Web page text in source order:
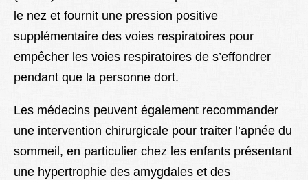
le nez et fournit une pression positive
supplémentaire des voies respiratoires pour
empêcher les voies respiratoires de s’effondrer
pendant que la personne dort.
Les médecins peuvent également recommander
une intervention chirurgicale pour traiter l’apnée du
sommeil, en particulier chez les enfants présentant
une hypertrophie des amygdales et des